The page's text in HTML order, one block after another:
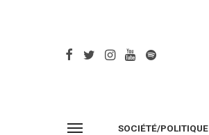
SOCIÉTÉ/POLITIQUE